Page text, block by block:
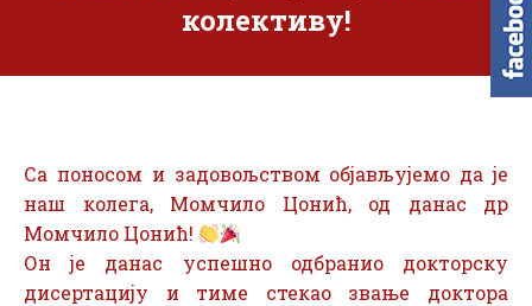
колективу!
Са поносом и задовољством објављујемо да је
наш колега, Момчило Цонић, од данас др
Момчило Цонић!
Он је данас успешно одбранио докторску
дисертацију и тиме стекао звање доктора